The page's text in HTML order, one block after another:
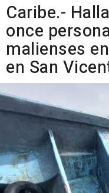
Caribe.-
once
malienses
en San